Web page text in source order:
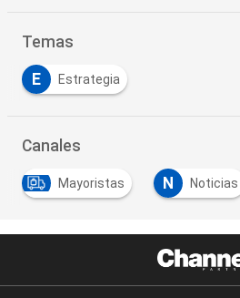
Temas
E Estrategia
Canales
Mayoristas N Noticias